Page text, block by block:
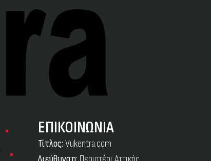
ΕΠΙΚΟΙΝΩΝΙΑ
Τίτλος: Vukentra.com